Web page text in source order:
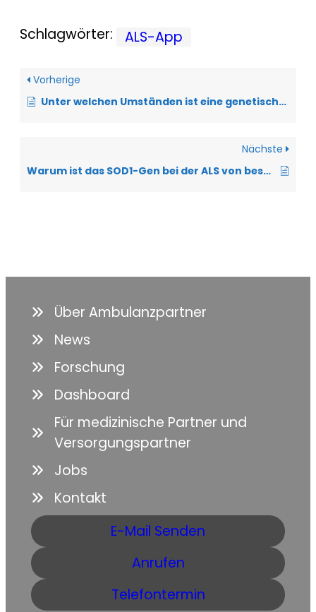
Schlagwörter: ALS-App
Vorherige
Unter welchen Umständen ist eine genetische Diagnostik sinnvoll?
Nächste
Warum ist das SOD1-Gen bei der ALS von besonderer Relevanz?
Über Ambulanzpartner
News
Forschung
Dashboard
Für medizinische Partner und
Versorgungspartner
Jobs
Kontakt
E-Mail Senden
Anrufen
Telefontermin